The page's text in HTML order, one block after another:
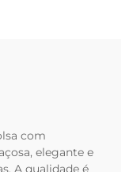
com
elegante e
A qualidade é